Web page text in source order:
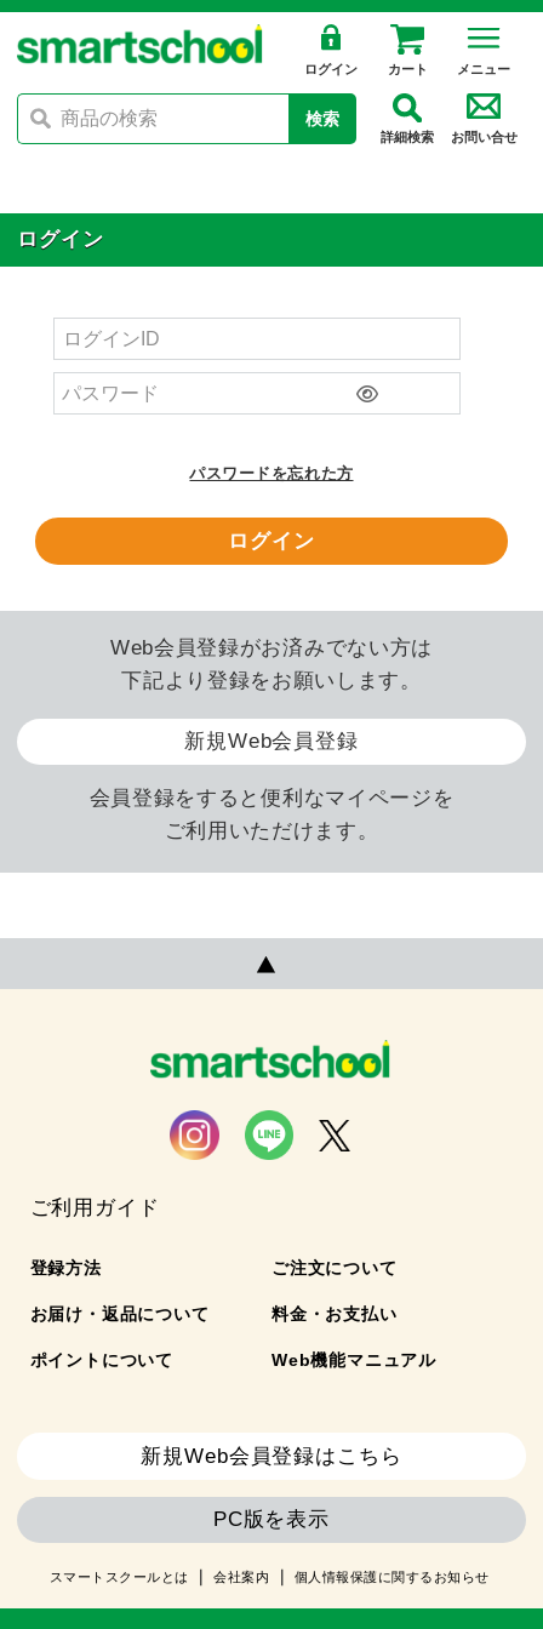
ログイン カート メニュー
検索
詳細検索 お問い合せ
ログイン
パスワードを忘れた方
Web会員登録がお済みでない方は
下記より登録をお願いします。
新規Web会員登録
会員登録をすると便利なマイページを
ご利用いただけます。
ご利用ガイド
登録方法 ご注文について
お届け・返品について 料金・お支払い
ポイントについて Web機能マニュアル
新規Web会員登録はこちら
PC版を表示
スマートスクールとは 会社案内 個人情報保護に関するお知らせ